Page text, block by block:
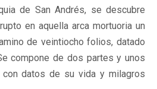
de San Andrés, se descubre
en aquella arca mortuoria un
de veintiocho folios, datado
compone de dos partes y unos
datos de su vida y milagros